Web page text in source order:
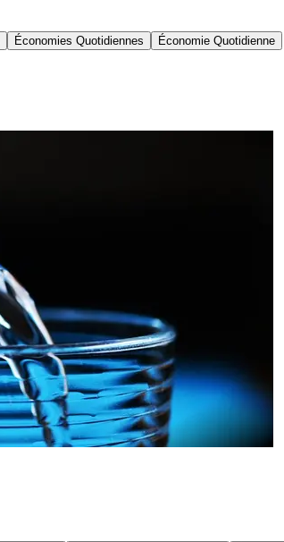
Économies Quotidiennes Économie Quotidienne